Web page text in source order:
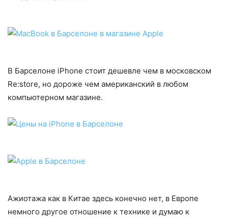
В Барселоне iPhone стоит дешевле чем в московском
Re:store, но дороже чем американский в любом
компьютерном магазине.
Ажиотажа как в Китае здесь конечно нет, в Европе
немного другое отношение к технике и думаю к